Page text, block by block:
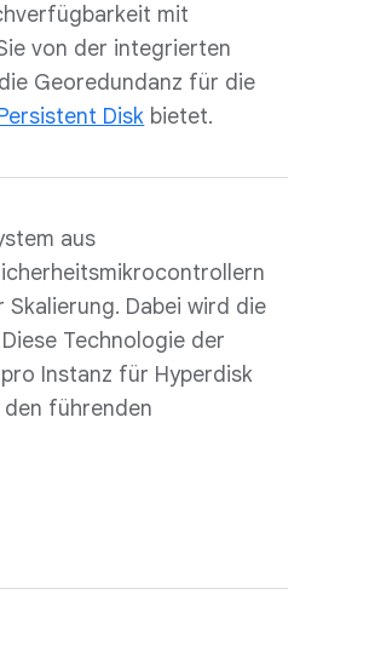
mit
von der integrierten
Georedundanz für die
Disk bietet.
aus
Dabei wird die
Technologie der
Instanz für Hyperdisk
führenden